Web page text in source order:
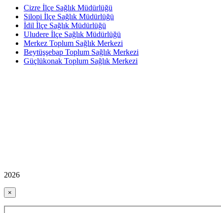
Cizre İlçe Sağlık Müdürlüğü
Silopi İlçe Sağlık Müdürlüğü
İdil İlçe Sağlık Müdürlüğü
Uludere İlçe Sağlık Müdürlüğü
Merkez Toplum Sağlık Merkezi
Beytüşşebap Toplum Sağlık Merkezi
Güçlükonak Toplum Sağlık Merkezi
2026
×